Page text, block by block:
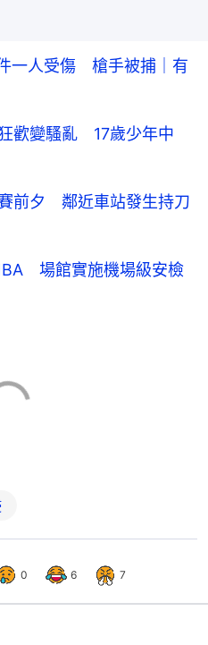
一人受傷 槍手被捕｜有
歡變騷亂 17歲少年中
前夕 鄰近車站發生持刀
場館實施機場級安檢
0 6 7